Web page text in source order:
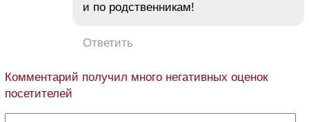
и по родственникам!
Ответить
Комментарий получил много негативных оценок
посетителей